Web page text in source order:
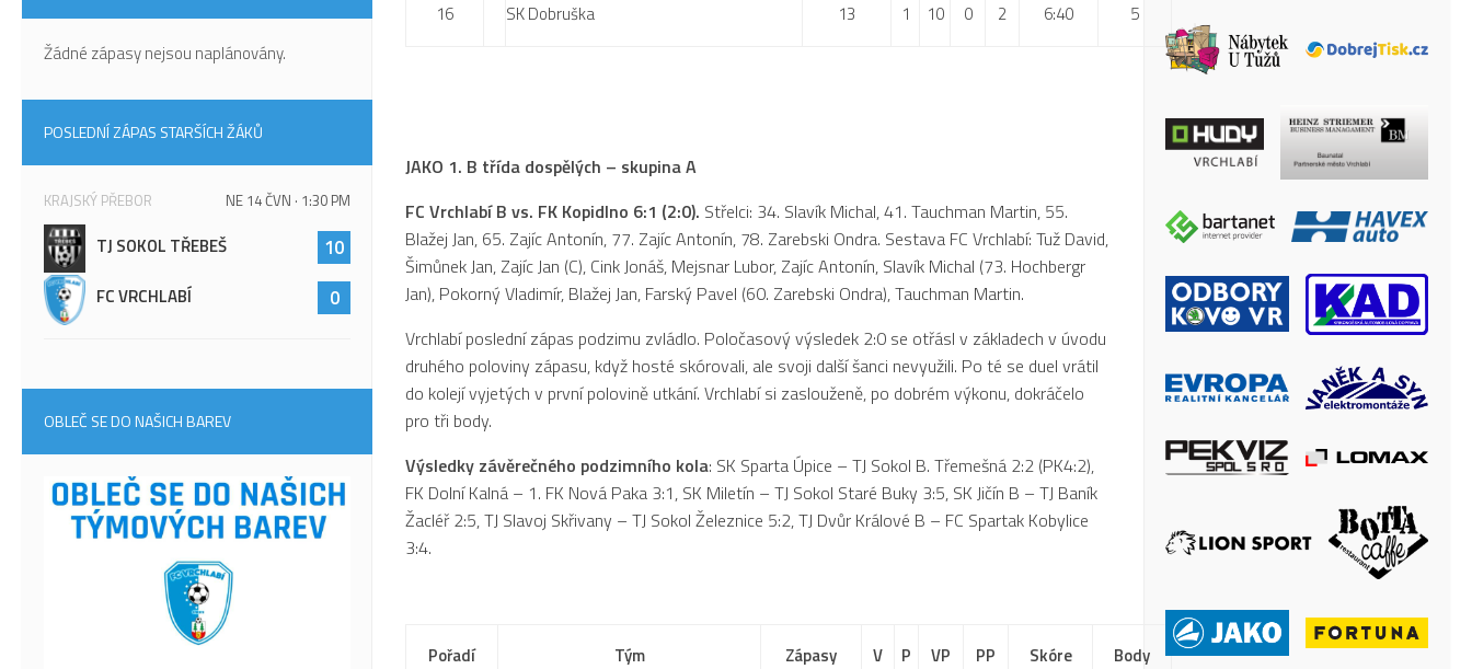
16 SK Dobruška 13 1 10 0 2 6:40 5
JAKO 1. B třída dospělých – skupina A
FC Vrchlabí B vs. FK Kopidlno 6:1 (2:0). Střelci: 34. Slavík Michal, 41. Tauchman Martin, 55.
Blažej Jan, 65. Zajíc Antonín, 77. Zajíc Antonín, 78. Zarebski Ondra. Sestava FC Vrchlabí: Tuž David,
Šimůnek Jan, Zajíc Jan (C), Cink Jonáš, Mejsnar Lubor, Zajíc Antonín, Slavík Michal (73. Hochbergr
Jan), Pokorný Vladimír, Blažej Jan, Farský Pavel (60. Zarebski Ondra), Tauchman Martin.
Vrchlabí poslední zápas podzimu zvládlo. Poločasový výsledek 2:0 se otřásl v základech v úvodu
druhého poloviny zápasu, když hosté skórovali, ale svoji další šanci nevyužili. Po té se duel vrátil
do kolejí vyjetých v první polovině utkání. Vrchlabí si zaslouženě, po dobrém výkonu, dokráčelo
pro tři body.
Výsledky závěrečného podzimního kola: SK Sparta Úpice – TJ Sokol B. Třemešná 2:2 (PK4:2),
FK Dolní Kalná – 1. FK Nová Paka 3:1, SK Miletín – TJ Sokol Staré Buky 3:5, SK Jičín B – TJ Baník
Žacléř 2:5, TJ Slavoj Skřivany – TJ Sokol Železnice 5:2, TJ Dvůr Králové B – FC Spartak Kobylice
3:4.
Pořadí Tým Zápasy V P VP PP Skóre Body
Žádné zápasy nejsou naplánovány.
POSLEDNÍ ZÁPAS STARŠÍCH ŽÁKŮ
KRAJSKÝ PŘEBOR NE 14 ČVN · 1:30 PM
TJ SOKOL TŘEBEŠ 10
FC VRCHLABÍ 0
OBLEČ SE DO NAŠICH BAREV